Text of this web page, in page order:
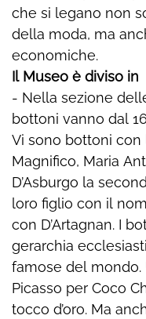
che si legano non
della moda, ma
economiche.
Il Museo è diviso in
- Nella sezione
bottoni vanno dal
Vi sono bottoni
Magnifico, Maria
D’Asburgo la
loro figlio con il
con D’Artagnan. I
gerarchia
famose del mondo.
Picasso per Coco
tocco d’oro. Ma